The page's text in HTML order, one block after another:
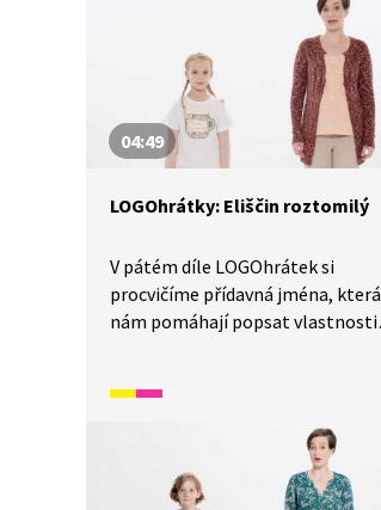
04:49
LOGOhrátky: Eliščin roztomilý
V pátém díle LOGOhrátek si
procvičíme přídavná jména, která
nám pomáhají popsat vlastnosti
budeme chodit po čáře. Budeme
hledat pro barvy korálků jiná
přídavná jména označující jejich
barvu. A na závěr budeme zkoušet